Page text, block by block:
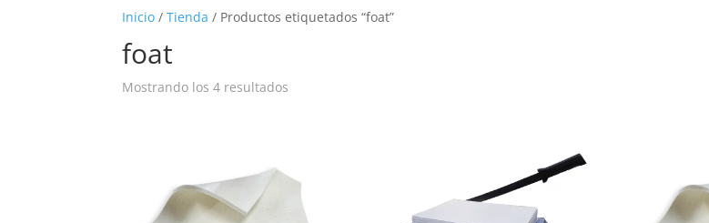
Inicio /Tienda / Productos etiquetados “foat”
foat
Mostrando los 4 resultados